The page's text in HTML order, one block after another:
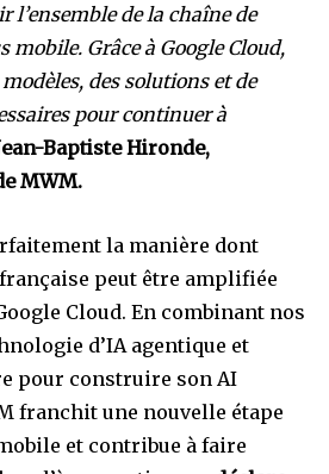
l’ensemble de la chaîne de
mobile. Grâce à Google Cloud,
des solutions et de
pour continuer à
Baptiste Hironde,
MWM.
la manière dont
peut être amplifiée
Cloud. En combinant nos
d’IA agentique et
pour construire son AI
franchit une nouvelle étape
et contribue à faire